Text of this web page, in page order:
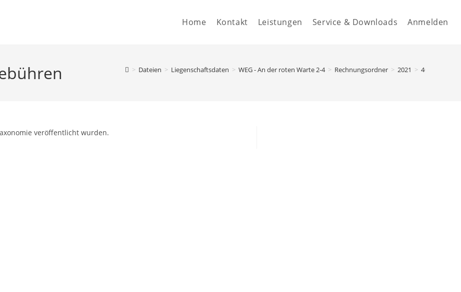
Home Kontakt Leistungen Service & Downloads Anmelden
> Dateien > Liegenschaftsdaten > WEG - An der roten Warte 2-4 > Rechnungsordner > 2021 > 40.02000 -
veröffentlicht wurden.